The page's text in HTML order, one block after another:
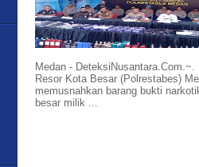
Medan - DeteksiNusantara.Com.~.
Resor Kota Besar (Polrestabes)
memusnahkan barang bukti
besar milik ...